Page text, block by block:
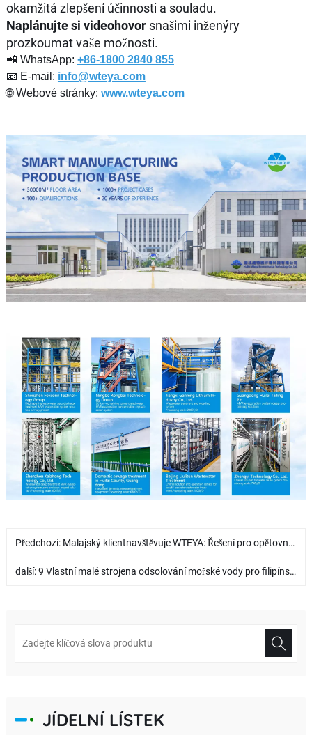
okamžitá zlepšení účinnosti a souladu.
Naplánujte si videohovorsnašimi inženýry
prozkoumat vaše možnosti.
📲 WhatsApp: +86-1800 2840 855
📧 E-mail: info@wteya.com
🌐 Webové stránky: www.wteya.com
Předchozí: Malajský klientnavštěvuje WTEYA: Řešení pro opětovné použití vody pro jihovýchodní Asii
další:9 Vlastní malé strojena odsolování mořské vody pro filipínského klienta
JÍDELNÍ LÍSTEK